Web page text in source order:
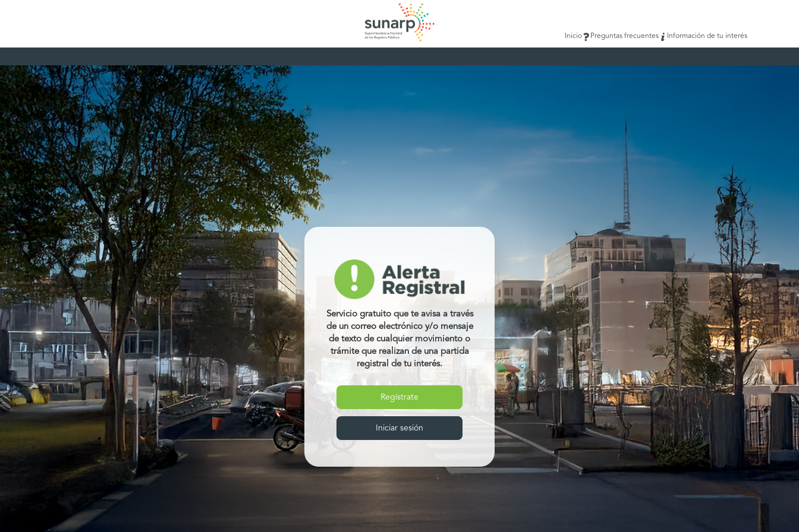
Inicio Preguntas frecuentes Información de tu interés
Servicio gratuito que te avisa a través
de un correo electrónico y/o mensaje
de texto de cualquier movimiento o
trámite que realizan de una partida
registral de tu interés.
Regístrate
Iniciar sesión